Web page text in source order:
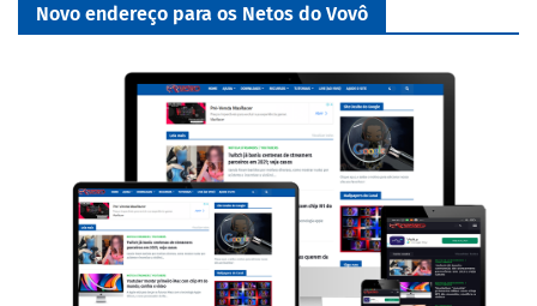
Novo endereço para os Netos do Vovô